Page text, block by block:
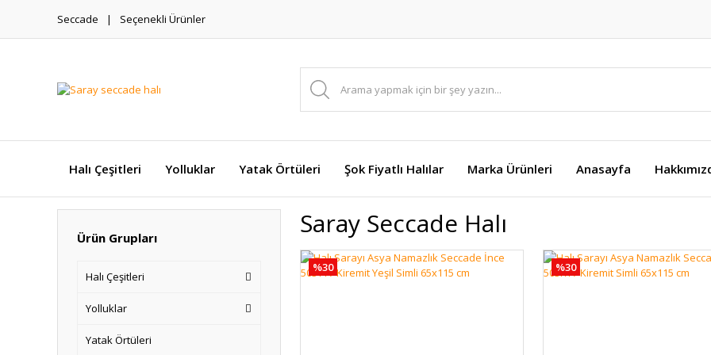
Seccade Seçenekli Ürünler
Halı Çeşitleri Yolluklar Yatak Örtüleri Şok Fiyatlı Halılar Marka Ürünleri Anasayfa
Ürün Grupları
Halı Çeşitleri
Yolluklar
Yatak Örtüleri
Saray Seccade Halı
%30 %30